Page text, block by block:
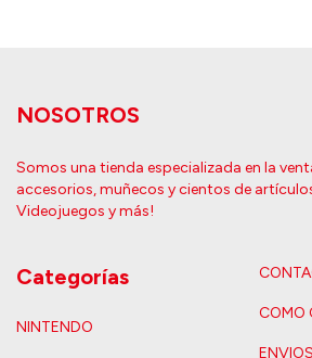
NOSOTROS
Somos una tienda especializada en la
accesorios, muñecos y cientos de
Videojuegos y más!
Categorías
NINTENDO
COMO
ENVIOS